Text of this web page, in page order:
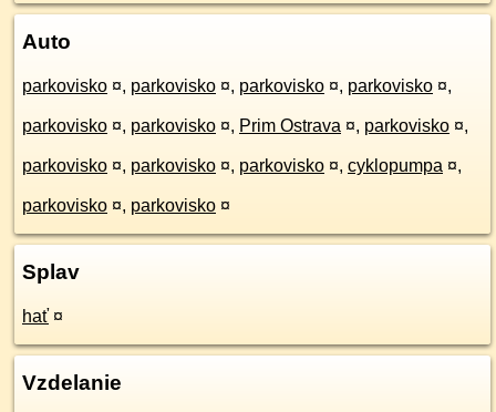
Auto
parkovisko ¤, parkovisko ¤, parkovisko ¤, parkovisko ¤,
parkovisko ¤, parkovisko ¤, Prim Ostrava ¤, parkovisko ¤,
parkovisko ¤, parkovisko ¤, parkovisko ¤, cyklopumpa ¤,
parkovisko ¤, parkovisko ¤
Splav
hať ¤
Vzdelanie